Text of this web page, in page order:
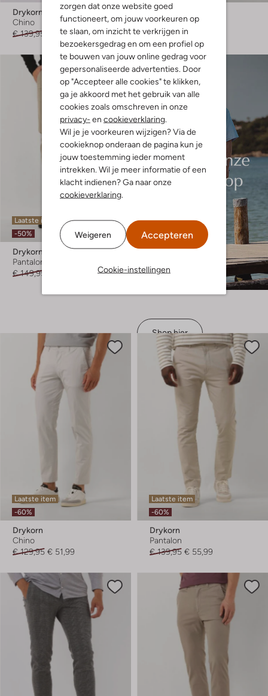
zorgen dat onze website goed
functioneert, om jouw voorkeuren op
te slaan, om inzicht te verkrijgen in
bezoekersgedrag en om een profiel op
te bouwen van jouw online gedrag voor
gepersonaliseerde advertenties. Door
op "Accepteer alle cookies" te klikken,
ga je akkoord met het gebruik van alle
cookies zoals omschreven in onze
privacy- en cookieverklaring.
Wil je je voorkeuren wijzigen? Via de
cookieknop onderaan de pagina kun je
jouw toestemming ieder moment
intrekken. Wil je meer informatie of een
klacht indienen? Ga naar onze
cookieverklaring.
Weigeren Accepteren
Cookie-instellingen
Drykorn
Chino
€ 139,95
€ 69,99
Drykorn
Pantalon
€ 129,99 € 51,99
Laatste items
-50%
Drykorn
Pantalon
€ 149,95
Shop hier
Laatste item
-60%
Drykorn
Chino
€ 129,95 € 51,99
Laatste item
-60%
Drykorn
Pantalon
€ 139,95 € 55,99